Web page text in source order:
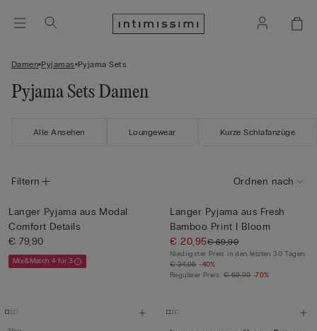
Damen Pyjamas Pyjama Sets
Pyjama Sets Damen
Alle Ansehen Loungewear Kurze Schlafanzüge
Filtern Ordnen nach
Langer Pyjama aus Modal
Comfort Details
€ 79,90
Mix&Match 4 für 3
Langer Pyjama aus Fresh
Bamboo Print I Bloom
€ 20,95€ 69,90
Niedrigster Preis in den letzten 30 Tagen:
€ 34,95 -40%
Regulärer Preis: € 69,90 -70%